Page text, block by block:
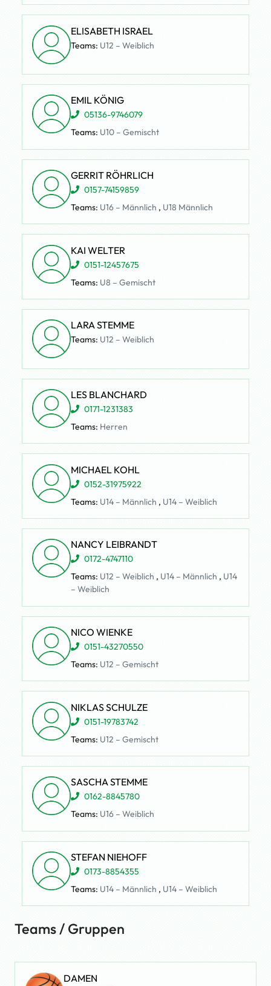
ELISABETH ISRAEL
Teams: U12 – Weiblich
EMIL KÖNIG
05136-9746079
Teams: U10 – Gemischt
GERRIT RÖHRLICH
0157-74159859
Teams: U16 – Männlich , U18 Männlich
KAI WELTER
0151-12457675
Teams: U8 – Gemischt
LARA STEMME
Teams: U12 – Weiblich
LES BLANCHARD
0171-1231383
Teams: Herren
MICHAEL KOHL
0152-31975922
Teams: U14 – Männlich , U14 – Weiblich
NANCY LEIBRANDT
0172-4747110
Teams: U12 – Weiblich , U14 – Männlich , U14
– Weiblich
NICO WIENKE
0151-43270550
Teams: U12 – Gemischt
NIKLAS SCHULZE
0151-19783742
Teams: U12 – Gemischt
SASCHA STEMME
0162-8845780
Teams: U16 – Weiblich
STEFAN NIEHOFF
0173-8854355
Teams: U14 – Männlich , U14 – Weiblich
Teams / Gruppen
DAMEN